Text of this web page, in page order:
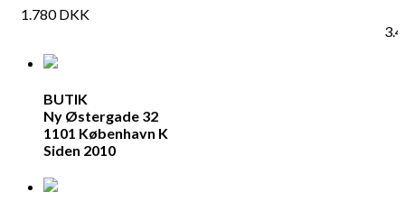
1.780DKK
BUTIK
Ny Østergade 32
1101 København K
Siden 2010